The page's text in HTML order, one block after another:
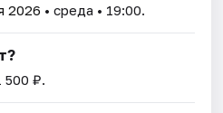
2026 • среда • 19:00.
500 ₽.